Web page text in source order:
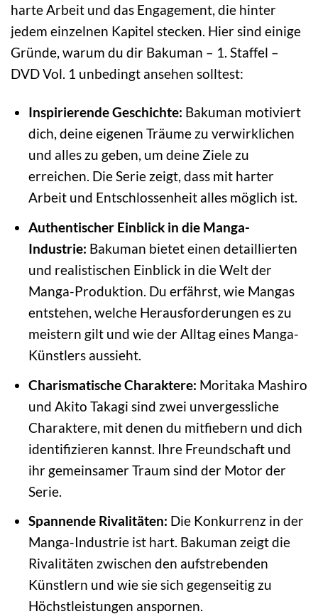
harte Arbeit und das Engagement, die hinter
jedem einzelnen Kapitel stecken. Hier sind einige
Gründe, warum du dir Bakuman – 1. Staffel –
DVD Vol. 1 unbedingt ansehen solltest:
Inspirierende Geschichte: Bakuman motiviert
dich, deine eigenen Träume zu verwirklichen
und alles zu geben, um deine Ziele zu
erreichen. Die Serie zeigt, dass mit harter
Arbeit und Entschlossenheit alles möglich ist.
Authentischer Einblick in die Manga-
Industrie: Bakuman bietet einen detaillierten
und realistischen Einblick in die Welt der
Manga-Produktion. Du erfährst, wie Mangas
entstehen, welche Herausforderungen es zu
meistern gilt und wie der Alltag eines Manga-
Künstlers aussieht.
Charismatische Charaktere: Moritaka Mashiro
und Akito Takagi sind zwei unvergessliche
Charaktere, mit denen du mitfiebern und dich
identifizieren kannst. Ihre Freundschaft und
ihr gemeinsamer Traum sind der Motor der
Serie.
Spannende Rivalitäten: Die Konkurrenz in der
Manga-Industrie ist hart. Bakuman zeigt die
Rivalitäten zwischen den aufstrebenden
Künstlern und wie sie sich gegenseitig zu
Höchstleistungen anspornen.